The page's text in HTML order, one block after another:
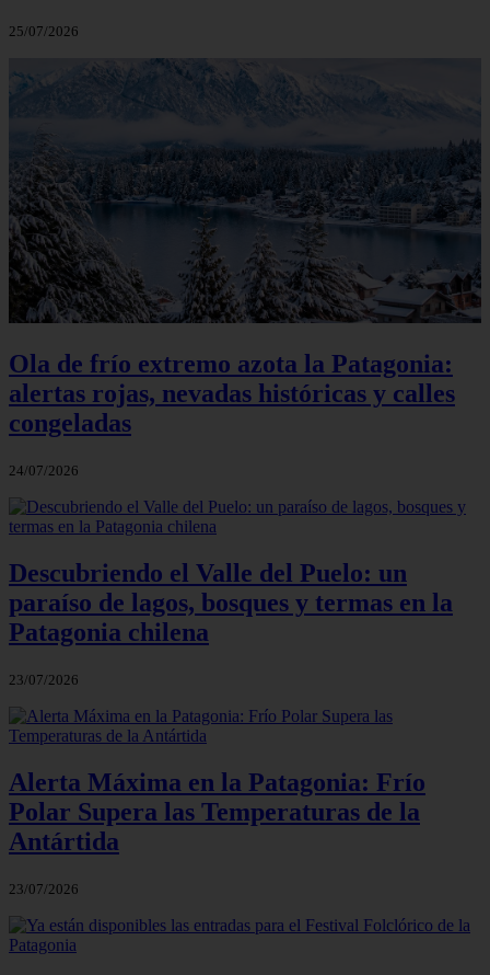
25/07/2026
Ola de frío extremo azota la Patagonia:
alertas rojas, nevadas históricas y calles
congeladas
24/07/2026
Descubriendo el Valle del Puelo: un
paraíso de lagos, bosques y termas en la
Patagonia chilena
23/07/2026
Alerta Máxima en la Patagonia: Frío
Polar Supera las Temperaturas de la
Antártida
23/07/2026